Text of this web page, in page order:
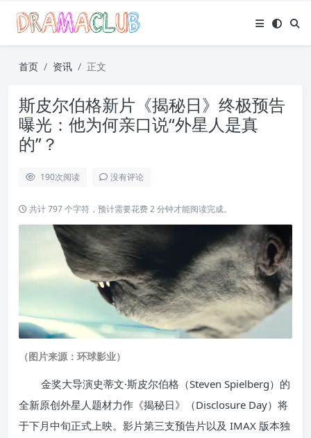
首页 资讯 正文
斯皮尔伯格新片《揭秘日》终极预告
曝光：他为何亲口说“外星人是真
的”？
190次阅读 没有评论
共计 797 个字符，预计需要花费 2 分钟才能阅读完成。
（图片来源：环球影业）
金奖大导演史蒂文·斯皮尔伯格（Steven Spielberg）的
全新原创外星人题材力作《揭秘日》（Disclosure Day）将
于下月中旬正式上映。影片第三支预告片以及 IMAX 版本独